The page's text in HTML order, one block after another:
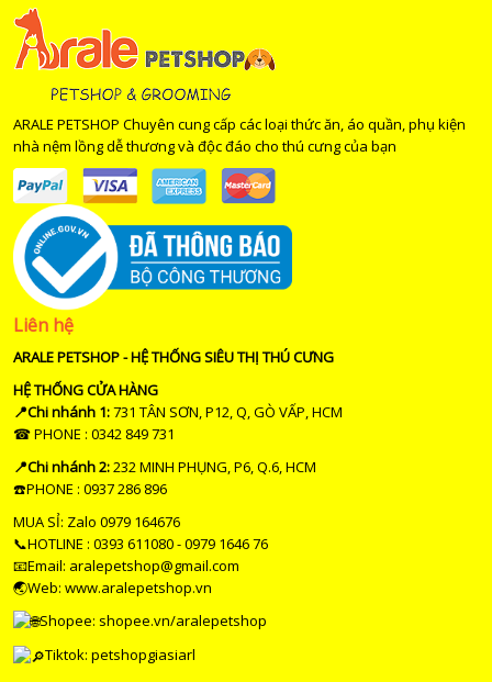
ARALE PETSHOP Chuyên cung cấp các loại thức ăn, áo quần, phụ kiện
nhà nệm lồng dễ thương và độc đáo cho thú cưng của bạn
Liên hệ
ARALE PETSHOP - HỆ THỐNG SIÊU THỊ THÚ CƯNG
HỆ THỐNG CỬA HÀNG
📍Chi nhánh 1:731 TÂN SƠN, P12, Q, GÒ VẤP, HCM
☎ PHONE : 0342 849 731
📍Chi nhánh 2:232 MINH PHỤNG, P6, Q.6, HCM
☎️PHONE : 0937 286 896
MUA SỈ: Zalo 0979 164676
📞HOTLINE : 0393 611080 - 0979 1646 76
📧Email: aralepetshop@gmail.com
🌏Web: www.aralepetshop.vn
Shopee: shopee.vn/aralepetshop
Tiktok: petshopgiasiarl